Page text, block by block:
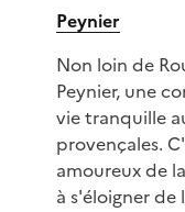
Peynier
Non loin de
Peynier, une
vie tranquille
provençales.
amoureux de
à s'éloigner